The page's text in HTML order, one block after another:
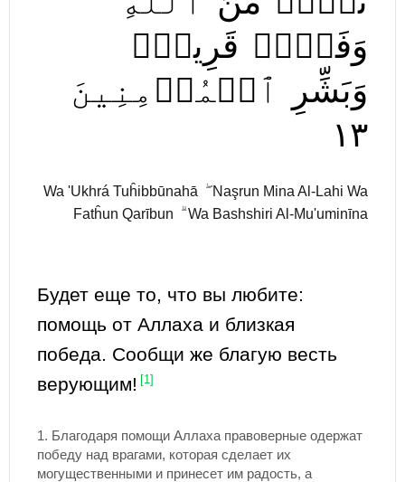
وَفَتۡحٞ قَرِيبٞۗ
وَبَشِّرِ
ٱلۡمُؤۡمِنِينَ
١٣
Wa 'Ukhrá Tuĥibbūnahā ۖ Naşrun Mina Al-Lahi Wa
Fatĥun Qarībun ۗ Wa Bashshiri Al-Mu'uminīna
Будет еще то, что вы любите:
помощь от Аллаха и близкая
победа. Сообщи же благую весть
верующим!
[1]
1. Благодаря помощи Аллаха правоверные одержат
победу над врагами, которая сделает их
могущественными и принесет им радость, а